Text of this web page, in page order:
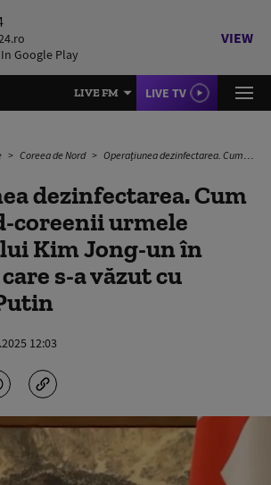
In Google Play
VIEW
LIVE FM LIVE TV
Coreea de Nord Operațiunea dezinfectarea. Cum șterg nord-coreenii urmele prezenței lui Kim Jong-un în camera în care s-a văzut cu Vladimir Putin
dezinfectarea. Cum
coreenii urmele
Kim Jong-un în
s-a văzut cu
12:03